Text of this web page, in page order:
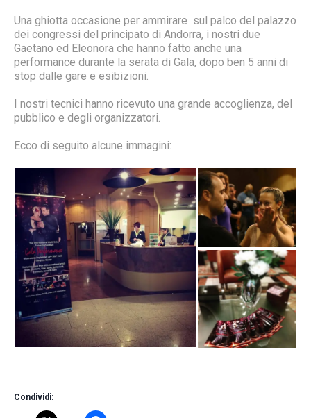
Una ghiotta occasione per ammirare sul palco del palazzo
dei congressi del principato di Andorra, i nostri due
Gaetano ed Eleonora che hanno fatto anche una
performance durante la serata di Gala, dopo ben 5 anni di
stop dalle gare e esibizioni.
I nostri tecnici hanno ricevuto una grande accoglienza, del
pubblico e degli organizzatori.
Ecco di seguito alcune immagini:
Condividi: